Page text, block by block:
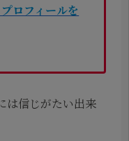
ロフィールを
は信じがたい出来